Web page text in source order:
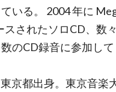
いる。 2004 年に
スされたソロCD、数
のCD録音に参加して
京都出身。東京音楽